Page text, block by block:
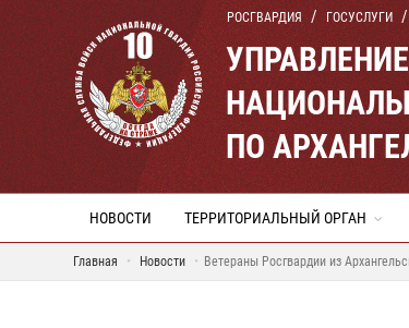
РОСГВАРДИЯ ГОСУСЛУГИ
ПО
НОВОСТИ ТЕРРИТОРИАЛЬНЫЙ ОРГАН
Главная Новости Ветераны Росгвардии из